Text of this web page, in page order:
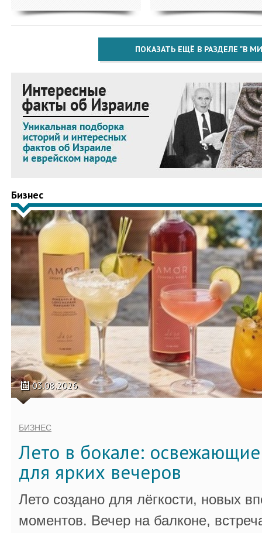
ПОКАЗАТЬ ЕЩЁ В РАЗДЕЛЕ "В
Бизнес
03.08.2026
БИЗНЕС
Лето в бокале:
для ярких вечеров
Лето создано для лёгкости, новых
моментов. Вечер на балконе,